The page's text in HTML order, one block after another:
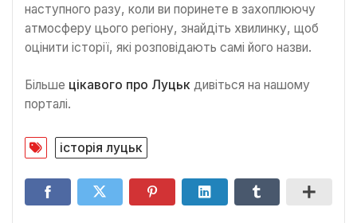
наступного разу, коли ви поринете в захоплюючу
атмосферу цього регіону, знайдіть хвилинку, щоб
оцінити історії, які розповідають самі його назви.
Більше цікавого про Луцьк дивіться на нашому
порталі.
історія луцьк